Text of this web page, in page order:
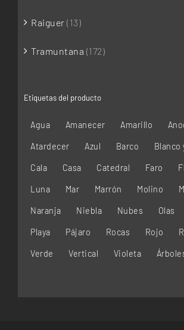
Raiguer (13)
Tramuntana (172)
Etiquetas del producto
Agua Amanecer Amarillo
Atardecer Azul Barco Blanco
Cala Casa Catedral Faro
Luna Mar Marrón Molino
Naranja Niebla Nubes Olas
Playa Pájaro Rocas Rojo
Verde Vertical Violeta